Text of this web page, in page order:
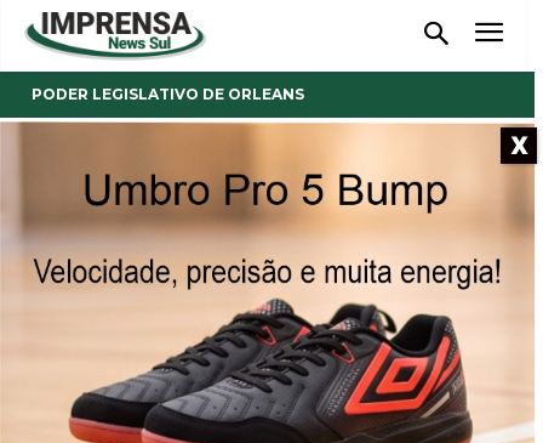
PODER LEGISLATIVO DE ORLEANS
Presidente da APA e
coordenadora da SCFV fazem
X